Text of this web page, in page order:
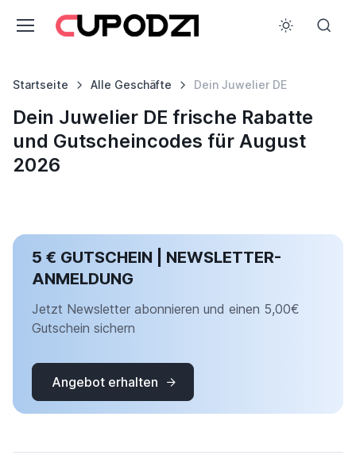
Startseite Alle Geschäfte Dein Juwelier DE
Dein Juwelier DE frische Rabatte
und Gutscheincodes für August
2026
5 € GUTSCHEIN | NEWSLETTER-
ANMELDUNG
Jetzt Newsletter abonnieren und einen 5,00€
Gutschein sichern
Angebot erhalten